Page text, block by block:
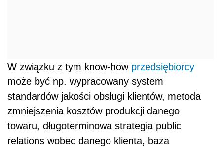
W związku z tym know-how przedsiębiorcy
może być np. wypracowany system
standardów jakości obsługi klientów, metoda
zmniejszenia kosztów produkcji danego
towaru, długoterminowa strategia public
relations wobec danego klienta, baza